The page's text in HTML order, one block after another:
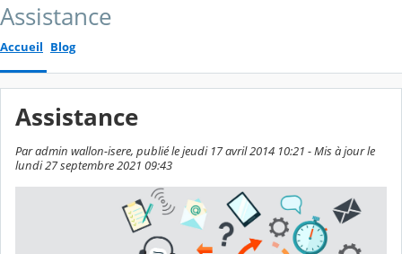
Assistance
Accueil Blog
Assistance
Par admin wallon-isere, publié le jeudi 17 avril 2014 10:21 - Mis à jour le
lundi 27 septembre 2021 09:43